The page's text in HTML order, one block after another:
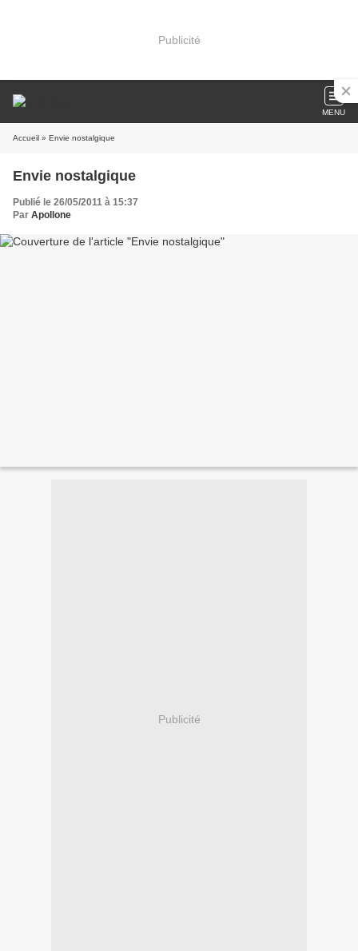
Publicité
MENU
Accueil » Envie nostalgique
Envie nostalgique
Publié le 26/05/2011 à 15:37
Par Apollone
Publicité